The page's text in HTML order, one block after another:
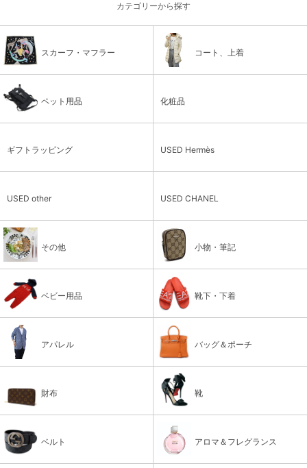
カテゴリーから探す
スカーフ・マフラー コート、上着
ペット用品 化粧品
ギフトラッピング USED Hermès
USED other USED CHANEL
その他 小物・筆記
ベビー用品 靴下・下着
アパレル バッグ＆ポーチ
財布 靴
ベルト アロマ＆フレグランス